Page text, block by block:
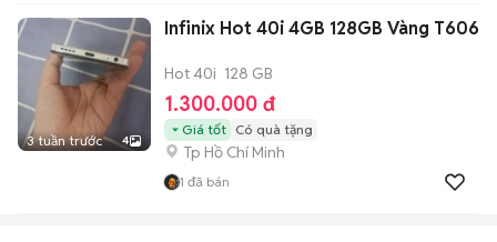
3 tuần trước 4
Infinix Hot 40i 4GB 128GB Vàng T606
Hot 40i 128 GB
1.300.000 đ
Giá tốt Có quà tặng
Tp Hồ Chí Minh
1 đã bán